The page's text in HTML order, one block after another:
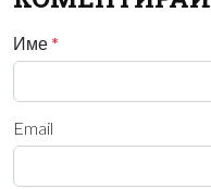
Име *
Email